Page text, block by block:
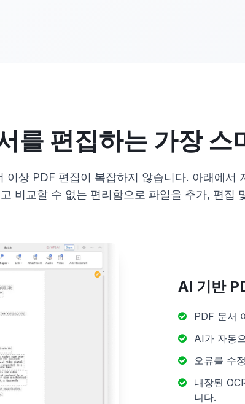
를 편집하는 가장 스
이상 PDF 편집이 복잡하지 않습니다. 아래에서
비교할 수 없는 편리함으로 파일을 추가, 편집
AI 기반
PDF 문서
AI가 자동
오류를 수
내장된
니다.